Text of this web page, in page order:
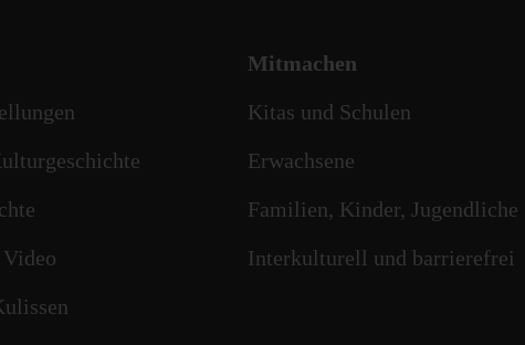
Mitmachen
Kitas und Schulen
Erwachsene
Familien, Kinder, Jugendliche
Interkulturell und barrierefrei